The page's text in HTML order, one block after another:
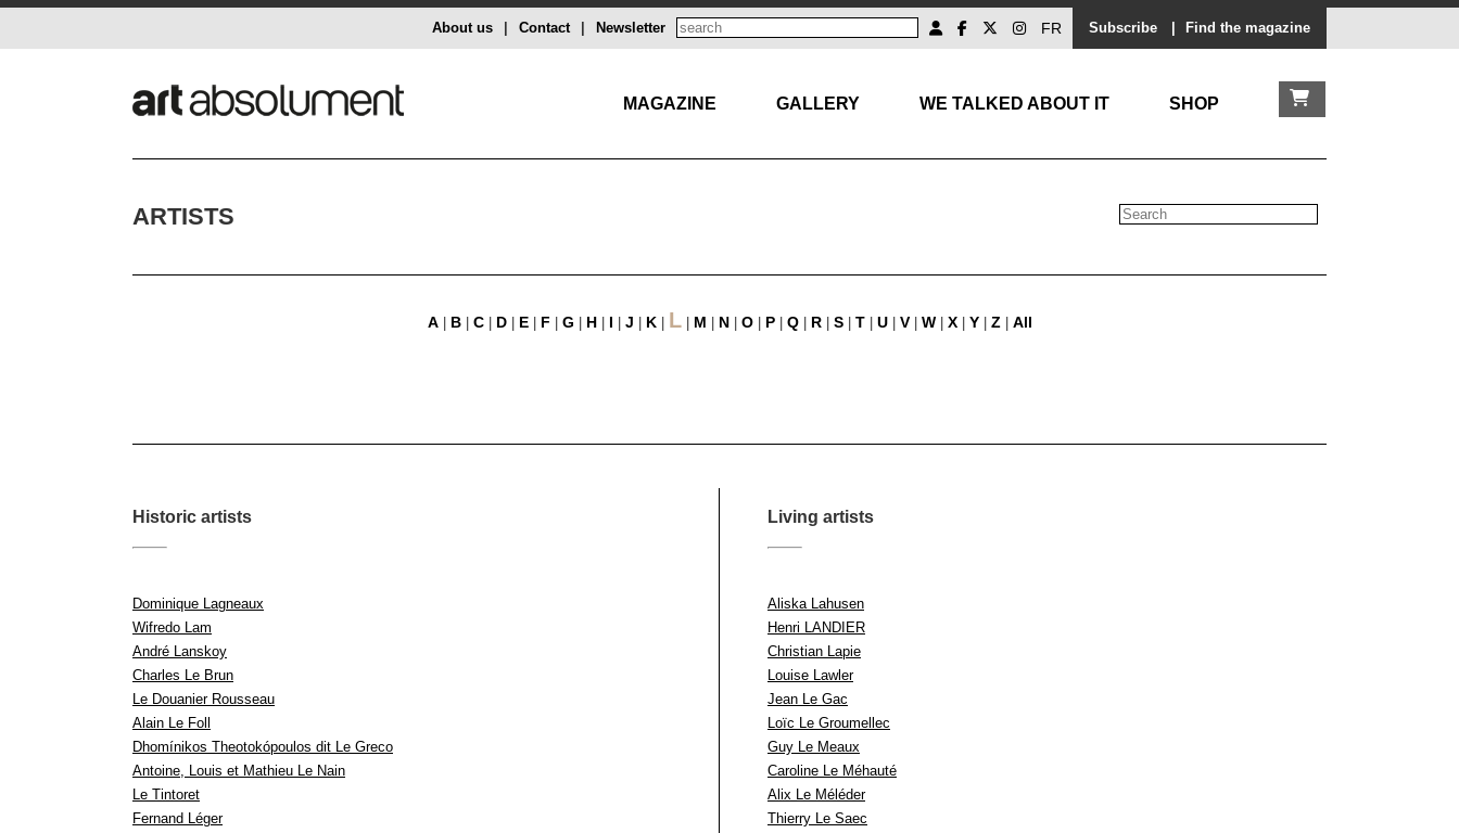
Subscribe Find the magazine
FR
Newsletter
Contact
About us
MAGAZINE GALLERY WE TALKED ABOUT IT SHOP
ARTISTS
A B C D E F G H I J K L M N O P Q R S T U V W X Y Z All
Historic artists
Dominique Lagneaux
Wifredo Lam
André Lanskoy
Charles Le Brun
Le Douanier Rousseau
Alain Le Foll
Dhomínikos Theotokópoulos dit Le Greco
Antoine, Louis et Mathieu Le Nain
Le Tintoret
Fernand Léger
Living artists
Aliska Lahusen
Henri LANDIER
Christian Lapie
Louise Lawler
Jean Le Gac
Loïc Le Groumellec
Guy Le Meaux
Caroline Le Méhauté
Alix Le Méléder
Thierry Le Saec